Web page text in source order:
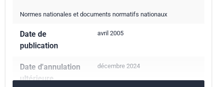
Normes nationales et documents normatifs nationaux
Date de
publication
avril 2005
Date d'annulation
ultérieure
décembre 2024